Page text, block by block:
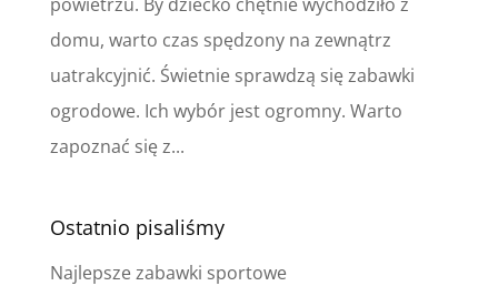
domu, warto czas spędzony na zewnątrz
uatrakcyjnić. Świetnie sprawdzą się zabawki
ogrodowe. Ich wybór jest ogromny. Warto
zapoznać się z...
Ostatnio pisaliśmy
Najlepsze zabawki sportowe